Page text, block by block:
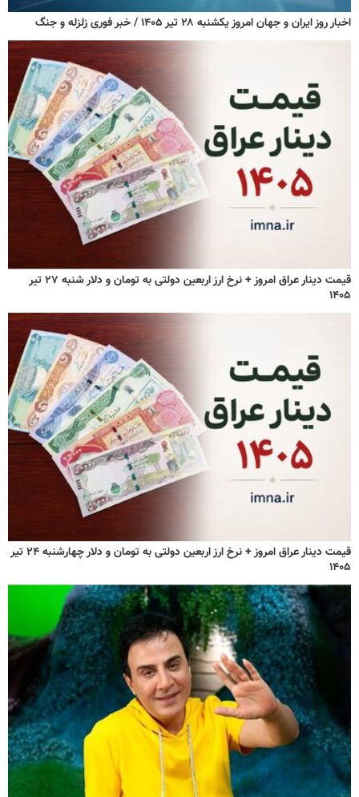
اخبار روز ایران و جهان امروز یکشنبه ۲۸ تیر ۱۴۰۵ / خبر فوری زلزله و جنگ
قیمت دینار عراق امروز + نرخ ارز اربعین دولتی به تومان و دلار شنبه ۲۷ تیر
۱۴۰۵
قیمت دینار عراق امروز + نرخ ارز اربعین دولتی به تومان و دلار چهارشنبه ۲۴ تیر
۱۴۰۵